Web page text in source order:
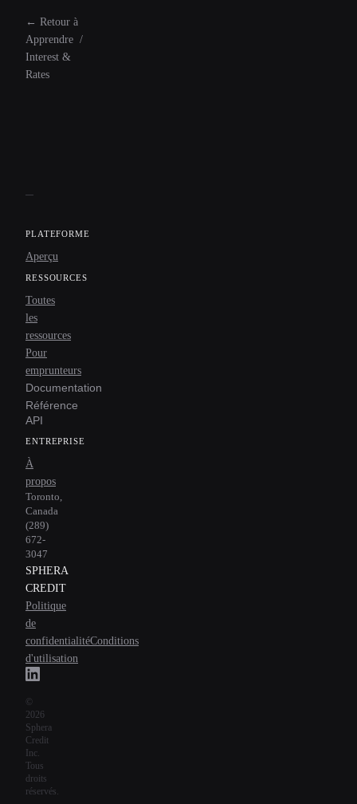
← Retour à
Apprendre /
Interest &
Rates
PLATEFORME
Aperçu
RESSOURCES
Toutes
les
ressources
Pour
emprunteurs
Documentation
Référence
API
ENTREPRISE
À
propos
Toronto,
Canada
(289)
672-
3047
SPHERA
CREDIT
Politique
de
confidentialitéConditions
d'utilisation
©
2026
Sphera
Credit
Inc.
Tous
droits
réservés.